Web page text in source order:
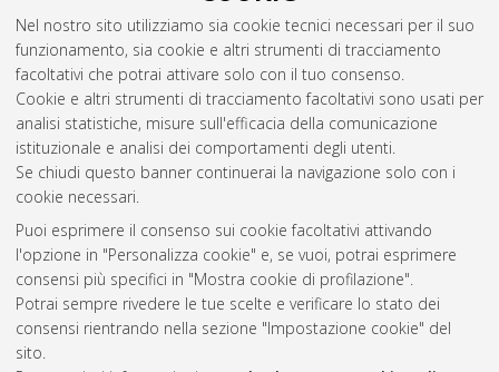
Nel nostro sito utilizziamo sia cookie tecnici necessari per il suo
funzionamento, sia cookie e altri strumenti di tracciamento
facoltativi che potrai attivare solo con il tuo consenso.
Cookie e altri strumenti di tracciamento facoltativi sono usati per
analisi statistiche, misure sull'efficacia della comunicazione
istituzionale e analisi dei comportamenti degli utenti.
Se chiudi questo banner continuerai la navigazione solo con i
cookie necessari.
Puoi esprimere il consenso sui cookie facoltativi attivando
l'opzione in "Personalizza cookie" e, se vuoi, potrai esprimere
consensi più specifici in "Mostra cookie di profilazione".
Potrai sempre rivedere le tue scelte e verificare lo stato dei
consensi rientrando nella sezione "Impostazione cookie" del
sito.
2011(7)
2010(2)
2009 (2)
2008(4)
2007(4)
Atom
Rss 1.0
Rss 2.0